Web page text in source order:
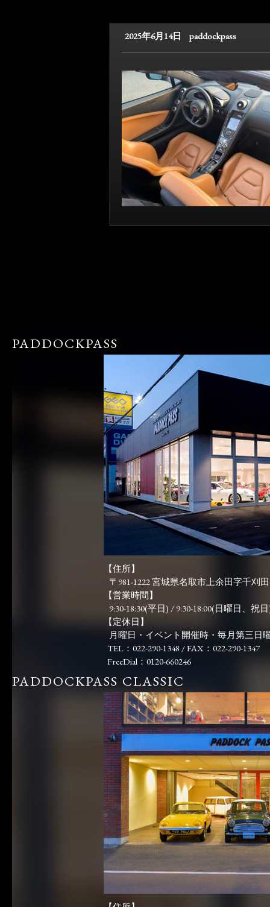
2025年6月14日 paddockpass
PADDOCKPASS
【住所】
〒981-1222 宮城県名取市上余田字千刈田
【営業時間】
9:30-18:30(平日) / 9:30-18:00(日曜日、祝日
【定休日】
月曜日・イベント開催時・毎月第三日
TEL：022-290-1348 / FAX：022-290-1347
FreeDial：0120-660246
PADDOCKPASS CLASSIC